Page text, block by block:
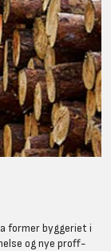
former byggeriet i
og nye proff-